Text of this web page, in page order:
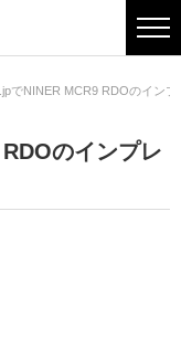
でNINER MCR9 RDOのイン
のインプレ